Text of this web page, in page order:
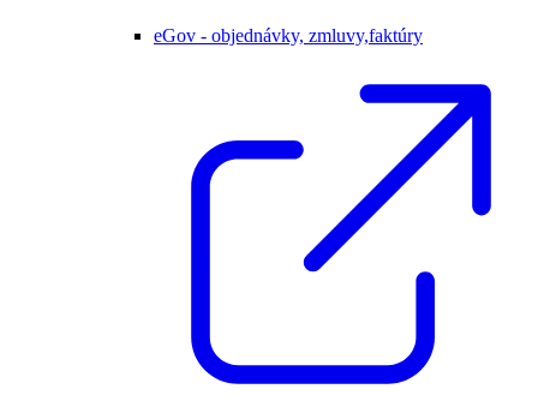
eGov - objednávky, zmluvy,faktúry